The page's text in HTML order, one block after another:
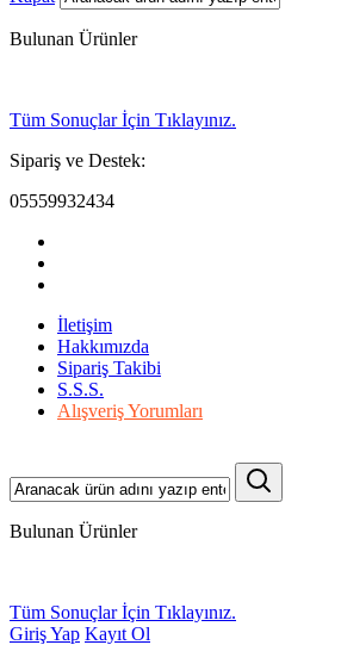
Bulunan Ürünler
Tüm Sonuçlar İçin Tıklayınız.
Sipariş ve Destek:
05559932434
İletişim
Hakkımızda
Sipariş Takibi
S.S.S.
Alışveriş Yorumları
Bulunan Ürünler
Tüm Sonuçlar İçin Tıklayınız.
Giriş Yap Kayıt Ol